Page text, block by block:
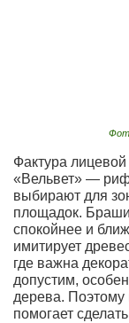
Фактура
«Вельвет» —
выбирают для
площадок.
спокойнее и
имитирует
где важна
допустим,
дерева. Поэтому
помогает